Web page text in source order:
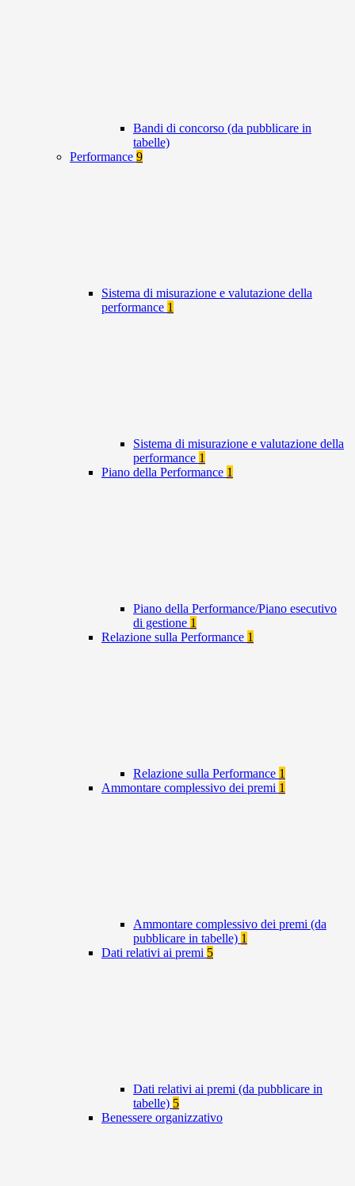
Bandi di concorso (da pubblicare in
tabelle)
Performance 9
Sistema di misurazione e valutazione della
performance 1
Sistema di misurazione e valutazione della
performance 1
Piano della Performance 1
Piano della Performance/Piano esecutivo
di gestione 1
Relazione sulla Performance 1
Relazione sulla Performance 1
Ammontare complessivo dei premi 1
Ammontare complessivo dei premi (da
pubblicare in tabelle) 1
Dati relativi ai premi 5
Dati relativi ai premi (da pubblicare in
tabelle) 5
Benessere organizzativo